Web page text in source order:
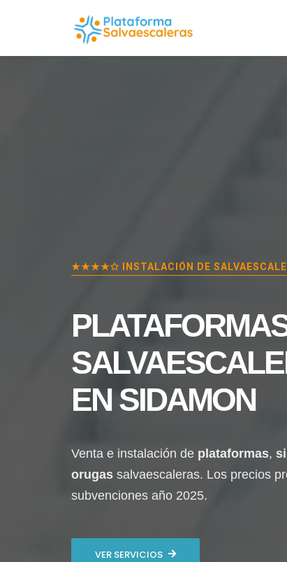
★★★★✩ INSTALACIÓN DE
ENSIDAMON
Venta e instalación de plataformas,
orugas salvaescaleras. Los precios
subvenciones año 2025.
VER SERVICIOS